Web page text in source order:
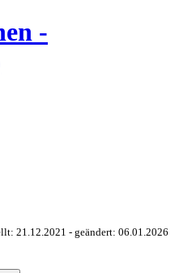
21.12.2021 - geändert: 06.01.2026